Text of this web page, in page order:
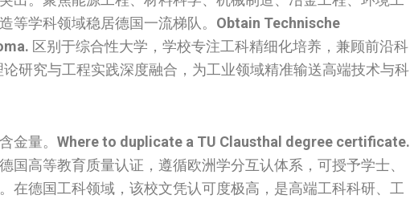
等学科领域稳居德国一流梯队。 Obtain Technische
区别于综合性大学，学校专注工科精细化培养，兼顾前沿科
研究与工程实践深度融合，为工业领域精准输送高端技术与科
金量。 Where to duplicate a TU Clausthal degree certificate.
高等教育质量认证，遵循欧洲学分互认体系，可授予学士、
在德国工科领域，该校文凭认可度极高，是高端工科科研、工